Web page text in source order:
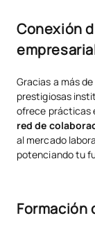
Conexión
Gracias a más de
prestigiosas
ofrece prácticas
red de
al mercado
potenciando tu
Formación